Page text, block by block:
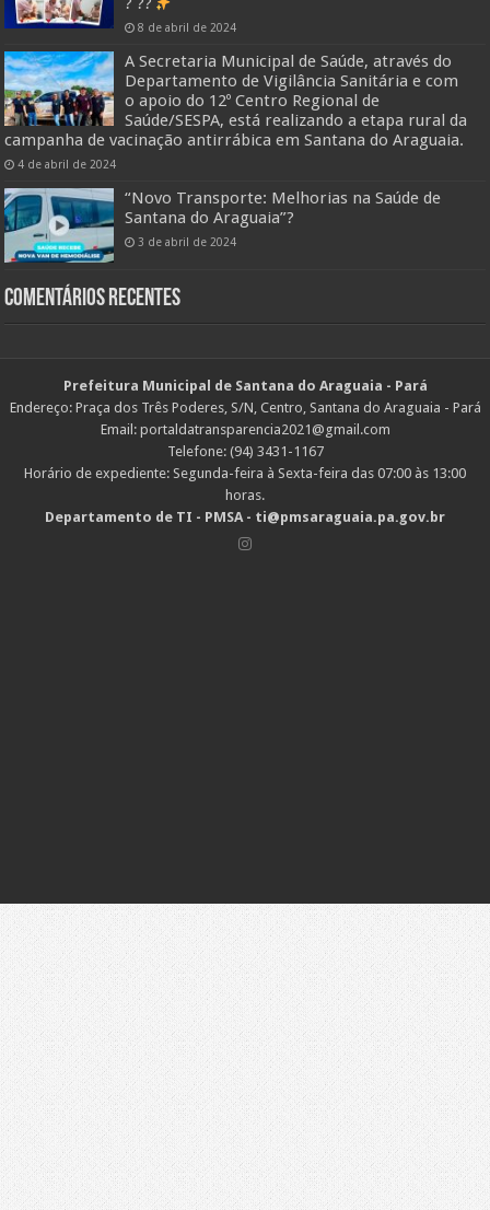
8 de abril de 2024
A Secretaria Municipal de Saúde, através do
Departamento de Vigilância Sanitária e com
o apoio do 12º Centro Regional de
Saúde/SESPA, está realizando a etapa rural da
campanha de vacinação antirrábica em Santana do Araguaia.
4 de abril de 2024
“Novo Transporte: Melhorias na Saúde de
Santana do Araguaia”?
3 de abril de 2024
Comentários Recentes
Prefeitura Municipal de Santana do Araguaia - Pará
Endereço: Praça dos Três Poderes, S/N, Centro, Santana do Araguaia - Pará
Email: portaldatransparencia2021@gmail.com
Telefone: (94) 3431-1167
Horário de expediente: Segunda-feira à Sexta-feira das 07:00 às 13:00
horas.
Departamento de TI - PMSA - ti@pmsaraguaia.pa.gov.br